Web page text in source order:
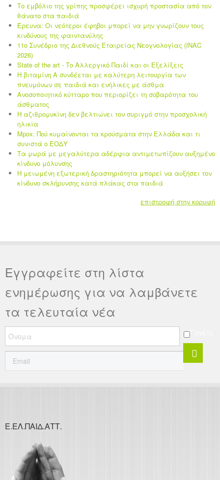
Το εμβόλιο της γρίπης προσφέρει ισχυρή προστασία από τον
θάνατο στα παιδιά
Έρευνα: Οι νεότεροι έφηβοι μπορεί να μην γνωρίζουν τους
κινδύνους της φαιντανύλης
11ο Συνέδριο της Διεθνούς Εταιρείας Νεογνολογίας (INAC
2026)
State of the art - Το Αλλεργικό Παιδί και οι Eξελίξεις
Η βιταμίνη Α συνδέεται με καλύτερη λειτουργία των
πνευμόνων σε παιδιά και ενήλικες με άσθμα
Ανοσοποιητικό κύτταρο που περιορίζει τη σοβαρότητα του
άσθματος
Η αζιθρομυκίνη δεν βελτιώνει τον συριγμό στην προσχολική
ηλικία
Mpox: Πού κυμαίνονται τα κρούσματα στην Ελλάδα και τι
συνιστά ο ΕΟΔΥ
Τα μωρά με μεγαλύτερα αδέρφια αντιμετωπίζουν αυξημένο
κίνδυνο μόλυνσης
Η μειωμένη εξωτερική δραστηριότητα μπορεί να αυξήσει τον
κίνδυνο σκλήρυνσης κατά πλάκας στα παιδιά
επιστροφή στην κορυφή
Εγγραφείτε στη λίστα
ενημέρωσης για να λαμβάνετε
τα τελευταία νέα
Γονείς
Ε.ΕΛ.ΠΑΙΔ.ΑΤΤ.